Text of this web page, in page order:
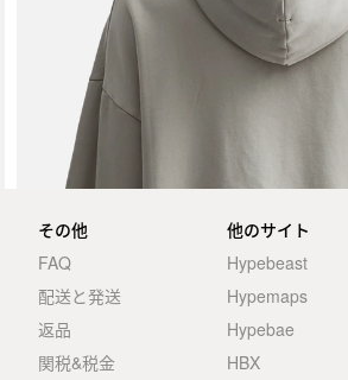
その他
FAQ
配送と発送
返品
関税&税金
他のサイト
Hypebeast
Hypemaps
Hypebae
HBX